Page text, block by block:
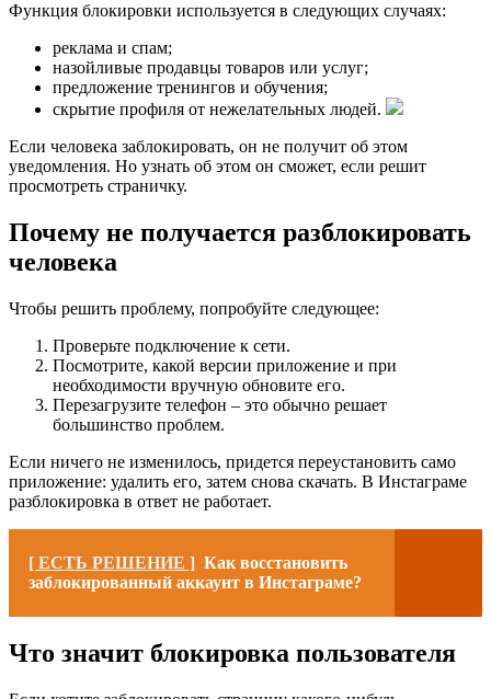
Функция блокировки используется в следующих случаях:
реклама и спам;
назойливые продавцы товаров или услуг;
предложение тренингов и обучения;
скрытие профиля от нежелательных людей.
Если человека заблокировать, он не получит об этом
уведомления. Но узнать об этом он сможет, если решит
просмотреть страничку.
Почему не получается разблокировать
человека
Чтобы решить проблему, попробуйте следующее:
Проверьте подключение к сети.
Посмотрите, какой версии приложение и при
необходимости вручную обновите его.
Перезагрузите телефон – это обычно решает
большинство проблем.
Если ничего не изменилось, придется переустановить само
приложение: удалить его, затем снова скачать. В Инстаграме
разблокировка в ответ не работает.
[ ЕСТЬ РЕШЕНИЕ ] Как восстановить
заблокированный аккаунт в Инстаграме?
Что значит блокировка пользователя